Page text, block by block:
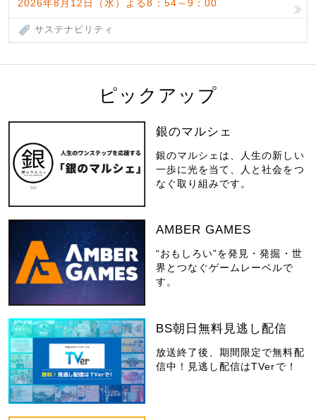
2026年8月12日（水）よる8：54～9：00
サステナビリティ
ピックアップ
銀のマルシェ
銀のマルシェは、人生の新しい
一歩に光を当て、人と社会をつ
なぐ取り組みです。
AMBER GAMES
“おもしろい”を発見・発掘・世
界とつなぐゲームレーベルで
す。
BS朝日無料見逃し配信
放送終了後、期間限定で無料配
信中！見逃し配信はTVerで！